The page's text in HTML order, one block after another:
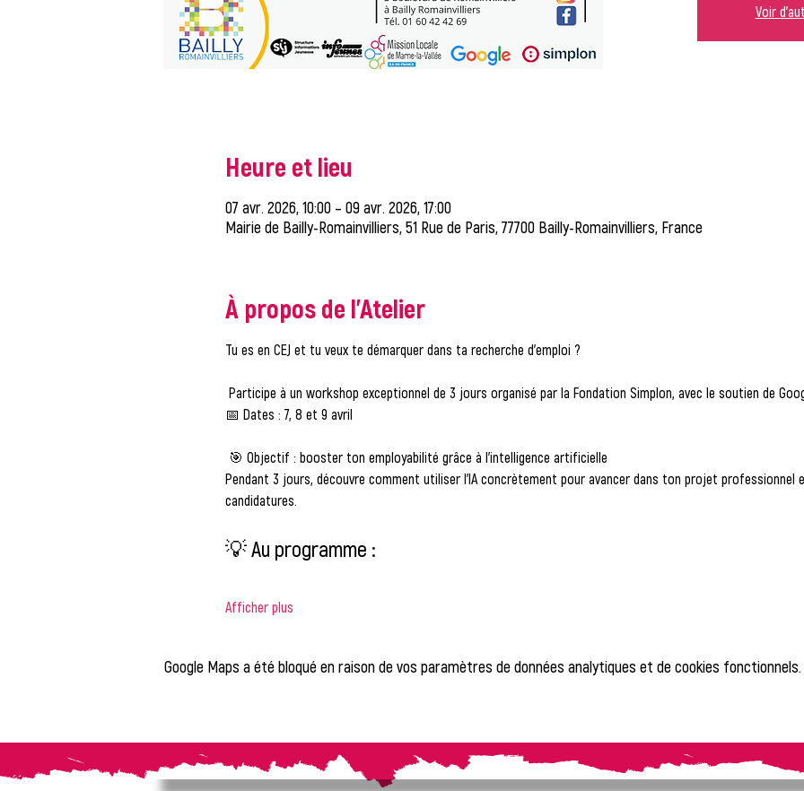
Voir
Heure et lieu
07 avr. 2026, 10:00 – 09 avr. 2026, 17:00
Mairie de Bailly-Romainvilliers, 51 Rue de Paris, 77700 Bailly-Romainvilliers, France
À propos de l'Atelier
Tu es en CEJ et tu veux te démarquer dans ta recherche d’emploi ?
Participe à un workshop exceptionnel de 3 jours organisé par la Fondation Simplon, avec le soutien de
📅 Dates : 7, 8 et 9 avril
🎯 Objectif : booster ton employabilité grâce à l’intelligence artificielle
Pendant 3 jours, découvre comment utiliser l’IA concrètement pour avancer dans ton projet
candidatures.
💡 Au programme :
Afficher plus
Google Maps a été bloqué en raison de vos paramètres de données analytiques et de cookies fonctionnels.